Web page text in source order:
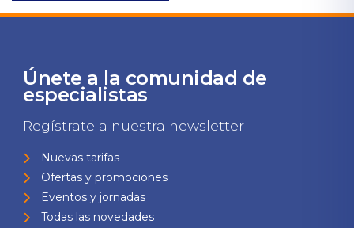
Únete a la comunidad de
especialistas
Regístrate a nuestra newsletter
Nuevas tarifas
Ofertas y promociones
Eventos y jornadas
Todas las novedades